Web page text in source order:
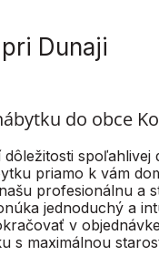
Dunaji
do obce
dôležitosti
priamo k vám
profesionálnu a
jednoduchý a
v
s maximálnou